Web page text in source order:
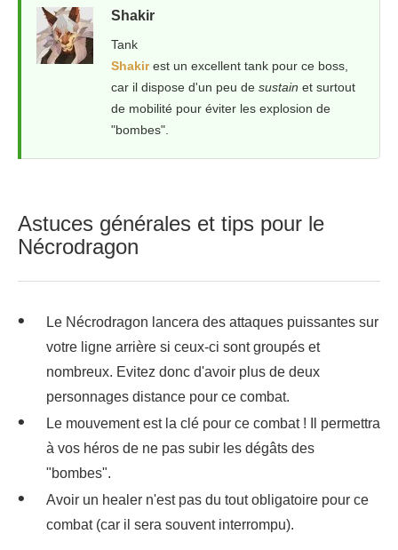
Shakir
Tank
Shakir est un excellent tank pour ce boss,
car il dispose d'un peu de sustain et surtout
de mobilité pour éviter les explosion de
"bombes".
Astuces générales et tips pour le
Nécrodragon
Le Nécrodragon lancera des attaques puissantes sur
votre ligne arrière si ceux-ci sont groupés et
nombreux. Evitez donc d'avoir plus de deux
personnages distance pour ce combat.
Le mouvement est la clé pour ce combat ! Il permettra
à vos héros de ne pas subir les dégâts des
"bombes".
Avoir un healer n'est pas du tout obligatoire pour ce
combat (car il sera souvent interrompu).